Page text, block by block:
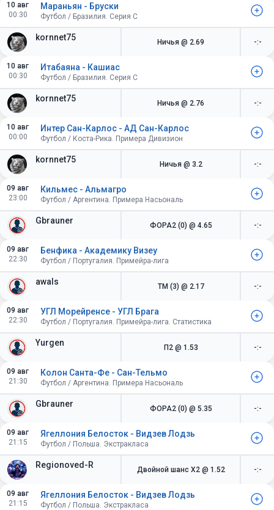
10 авг
00:30
kornnet75
Мараньян - Бруски
Футбол / Бразилия. Серия C
Ничья @ 2.69 -:-
10 авг
00:30
kornnet75
Итабаяна - Кашиас
Футбол / Бразилия. Серия C
Ничья @ 2.76 -:-
10 авг
00:00
kornnet75
Интер Сан-Карлос - АД Сан-Карлос
Футбол / Коста-Рика. Примера Дивизион
Ничья @ 3.2 -:-
09 авг
23:00
Gbrauner
Кильмес - Альмагро
Футбол / Аргентина. Примера Насьональ
ФОРА2 (0) @ 4.65 -:-
09 авг
22:30
awals
Бенфика - Академику Визеу
Футбол / Португалия. Примейра-лига
ТМ (3) @ 2.17 -:-
09 авг
22:30
Yurgen
УГЛ Морейренсе - УГЛ Брага
Футбол / Португалия. Примейра-лига. Статистика
П2 @ 1.53 -:-
09 авг
21:30
Gbrauner
Колон Санта-Фе - Сан-Тельмо
Футбол / Аргентина. Примера Насьональ
ФОРА2 (0) @ 5.35 -:-
09 авг
21:15
Regionoved-R
Ягеллония Белосток - Видзев Лодзь
Футбол / Польша. Экстракласа
Двойной шанс X2 @ 1.52 -:-
09 авг
21:15
Ягеллония Белосток - Видзев Лодзь
Футбол / Польша. Экстракласа